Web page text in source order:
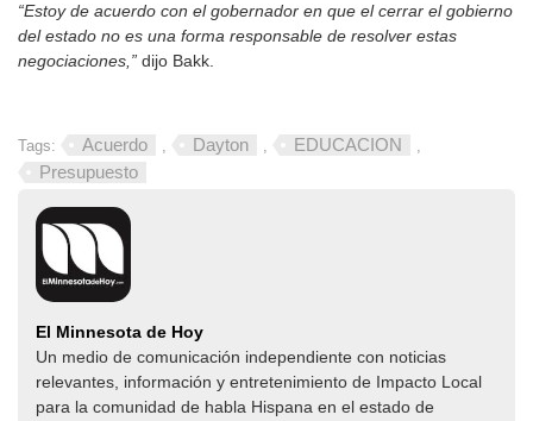
“Estoy de acuerdo con el gobernador en que el cerrar el gobierno
del estado no es una forma responsable de resolver estas
negociaciones,” dijo Bakk.
Tags: Acuerdo , Dayton , EDUCACION ,
Presupuesto
El Minnesota de Hoy
Un medio de comunicación independiente con noticias
relevantes, información y entretenimiento de Impacto Local​​
para la comunidad de habla Hispana en el estado de